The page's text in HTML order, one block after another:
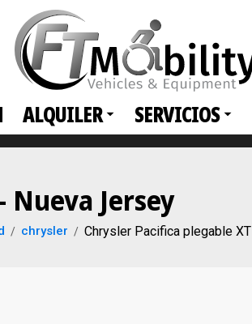
ALQUILER SERVICIOS
Nueva Jersey
chrysler Chrysler Pacifica plegable XT